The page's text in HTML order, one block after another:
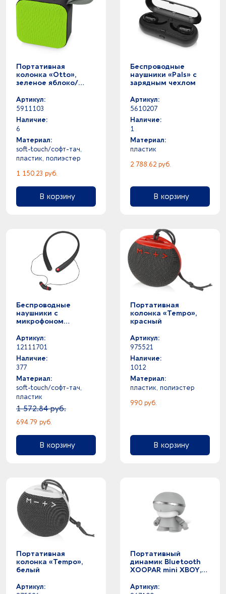
Портативная
колонка «Otto»,
зеленое яблоко/
Артикул:
5911103
Наличие:
6
Материал:
soft-touch/софт-тач,
пластик, полиэстер
1 150.23 руб.
В корзину
Беспроводные
наушники «Pals» с
зарядным чехлом
Артикул:
5610207
Наличие:
1
Материал:
пластик
2 788.62 руб.
В корзину
Беспроводные
наушники с
микрофоном
красный
Артикул:
12111701
Наличие:
377
Материал:
soft-touch/софт-тач,
пластик
1 572.84 руб.
694.79 руб.
В корзину
Портативная
колонка «Tempo»,
красный
Артикул:
975521
Наличие:
1012
Материал:
пластик, полиэстер
990 руб.
В корзину
Портативная
колонка «Tempo»,
белый
Артикул:
Портативный
динамик Bluetooth
XOOPAR mini XBOY,
Артикул: